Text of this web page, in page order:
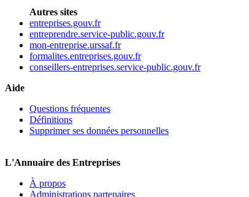
Autres sites
entreprises.gouv.fr
entreprendre.service-public.gouv.fr
mon-entreprise.urssaf.fr
formalites.entreprises.gouv.fr
conseillers-entreprises.service-public.gouv.fr
Aide
Questions fréquentes
Définitions
Supprimer ses données personnelles
L'Annuaire des Entreprises
À propos
Administrations partenaires